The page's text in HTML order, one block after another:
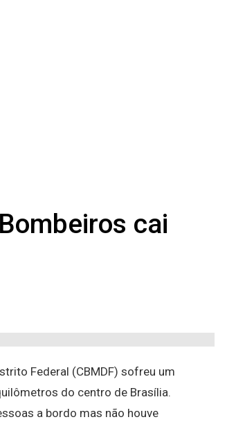
cai
Federal (CBMDF) sofreu um
do centro de Brasília.
a bordo mas não houve